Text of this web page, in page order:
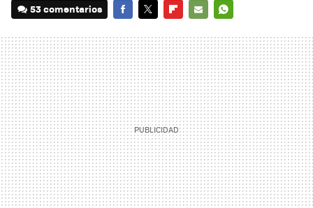
53 comentarios
MAIL